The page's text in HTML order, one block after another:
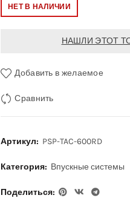
НЕТ В НАЛИЧИИ
НАШЛИ ЭТОТ
Добавить в желаемое
Сравнить
Артикул: PSP-TAC-600RD
Категория: Впускные системы
Поделиться